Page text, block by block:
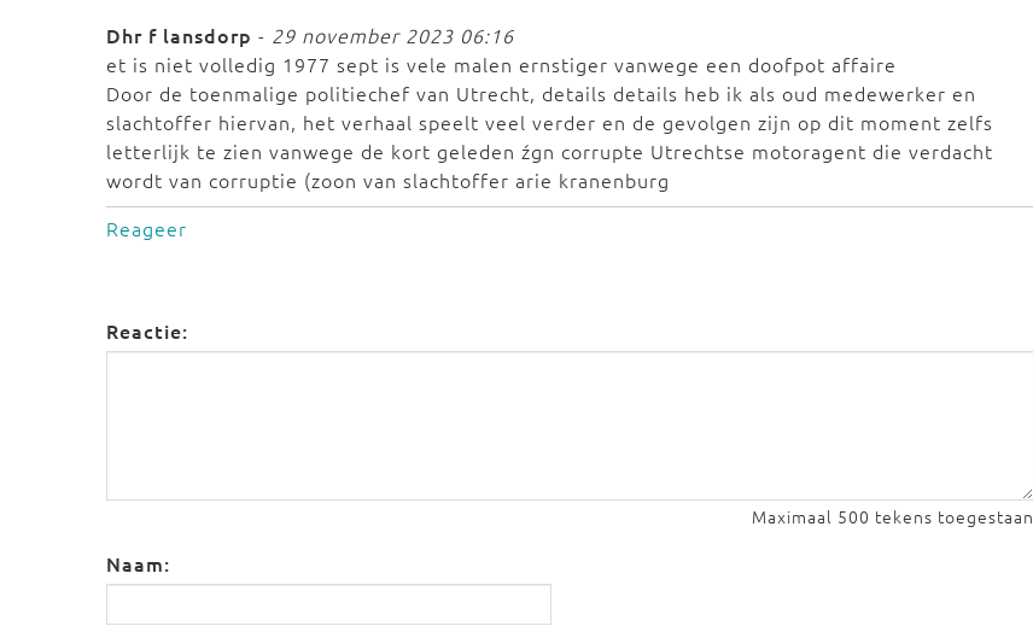
Dhr f lansdorp - 29 november 2023 06:16
et is niet volledig 1977 sept is vele malen ernstiger vanwege een doofpot affaire
Door de toenmalige politiechef van Utrecht, details details heb ik als oud medewerker en
slachtoffer hiervan, het verhaal speelt veel verder en de gevolgen zijn op dit moment zelfs
letterlijk te zien vanwege de kort geleden źgn corrupte Utrechtse motoragent die verdacht
wordt van corruptie (zoon van slachtoffer arie kranenburg
Reageer
Reactie:
Maximaal 500 tekens toegestaan
Naam: